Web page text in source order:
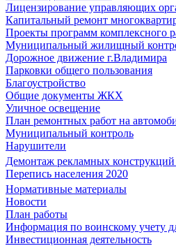
Лицензирование управляющих
Капитальный ремонт
Проекты программ комплексного
Муниципальный жилищный
Дорожное движение г.Владимира
Парковки общего пользования
Благоустройство
Общие документы ЖКХ
Уличное освещение
План ремонтных работ на
Муниципальный контроль
Нарушители
Демонтаж рекламных конструкций
Перепись населения 2020
Нормативные материалы
Новости
План работы
Информация по воинскому учету
Инвестиционная деятельность